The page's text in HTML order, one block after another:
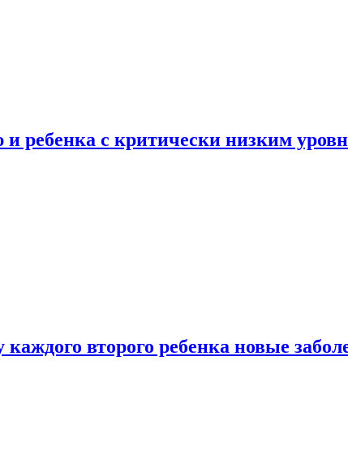
ребенка с критически низким
второго ребенка новые